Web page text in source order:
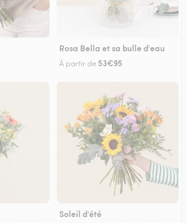
Rosa Bella et sa bulle d'eau
À partir de 53€95
Soleil d'été